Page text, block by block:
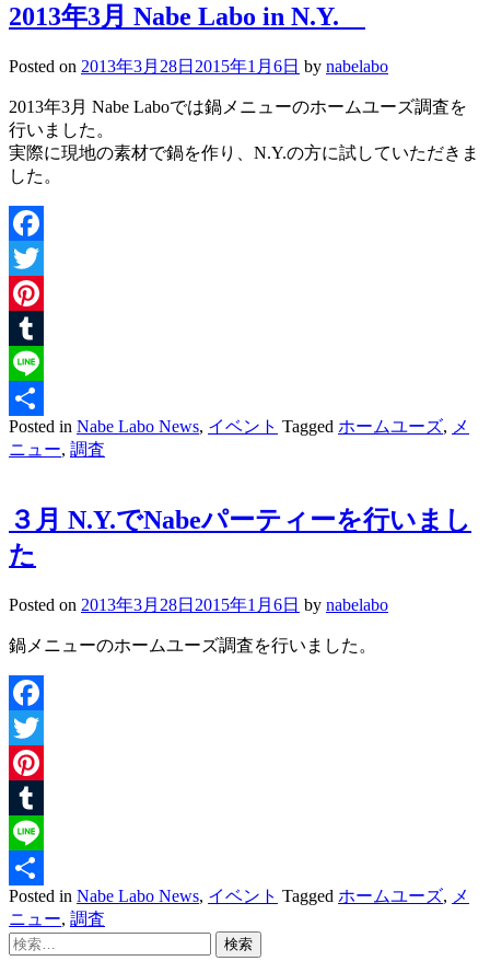
2013年3月 Nabe Labo in N.Y.
Posted on 2013年3月28日 2015年1月6日 by nabelabo
2013年3月 Nabe Laboでは鍋メニューのホームユーズ調査を
行いました。
実際に現地の素材で鍋を作り、N.Y.の方に試していただきま
した。
Facebook
Twitter
Pinterest
Tumblr
Line
共
Posted in Nabe Labo News, イベント Tagged ホームユーズ, メ
ニュー, 調査
３月 N.Y.でNabeパーティーを行いまし
た
Posted on 2013年3月28日 2015年1月6日 by nabelabo
鍋メニューのホームユーズ調査を行いました。
Facebook
Twitter
Pinterest
Tumblr
Line
共
有
Posted in Nabe Labo News, イベント Tagged ホームユーズ, メ
ニュー, 調査
Posts
検